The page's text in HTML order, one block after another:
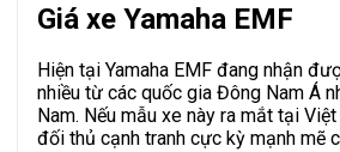
Giá xe Yamaha EMF
Hiện tại Yamaha EMF đang nhận
nhiều từ các quốc gia Đông Nam Á
Nam. Nếu mẫu xe này ra mắt tại
đối thủ cạnh tranh cực kỳ mạnh mẽ